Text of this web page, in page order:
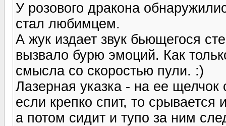
У розового дракона
стал любимцем.
А жук издает звук бьющегося
вызвало бурю эмоций. Как
смысла со скоростью пули. :)
Лазерная указка - на ее
если крепко спит, то
а потом сидит и тупо за ним